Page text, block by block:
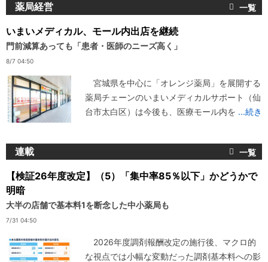
薬局経営
いまいメディカル、モール内出店を継続
門前減算あっても「患者・医師のニーズ高く」
8/7 04:50
宮城県を中心に「オレンジ薬局」を展開する
薬局チェーンのいまいメディカルサポート（仙
台市太白区）は今後も、医療モール内を ...続き
連載
【検証26年度改定】（5）「集中率85％以下」かどうかで
明暗
大半の店舗で基本料1を断念した中小薬局も
7/31 04:50
2026年度調剤報酬改定の施行後、マクロ的
な視点では小幅な変動だった調剤基本料への影